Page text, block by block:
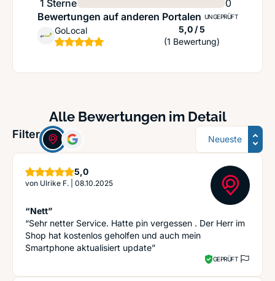
1 Sterne
0
Bewertungen auf anderen Portalen UNGEPRÜFT
GoLocal 5,0 / 5
(1 Bewertung)
Alle Bewertungen im Detail
Filter: Sortierung
5,0Sterne
von Ulrike F. 08.10.2025
“Nett”
“Sehr netter Service. Hatte pin vergessen . Der Herr im
Shop hat kostenlos geholfen und auch mein
Smartphone aktualisiert update”
GEPRÜFT